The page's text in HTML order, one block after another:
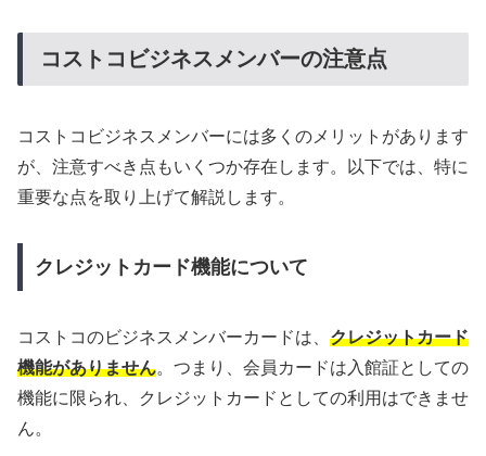
コストコビジネスメンバーの注意点
コストコビジネスメンバーには多くのメリットがあります
が、注意すべき点もいくつか存在します。以下では、特に
重要な点を取り上げて解説します。
クレジットカード機能について
コストコのビジネスメンバーカードは、 クレジットカード
機能がありません。つまり、会員カードは入館証としての
機能に限られ、クレジットカードとしての利用はできませ
ん。